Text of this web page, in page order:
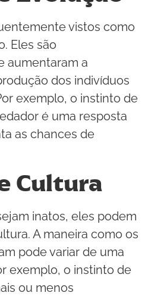
vistos como
Eles são
aumentaram a
dos indivíduos
exemplo, o instinto de
é uma resposta
as chances de
Cultura
inatos, eles podem
A maneira como os
pode variar de uma
exemplo, o instinto de
ou menos